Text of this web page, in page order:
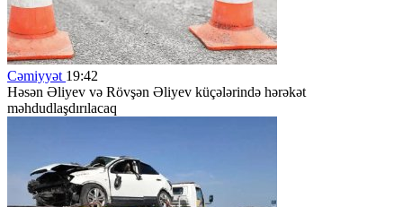
Cəmiyyət 19:42
Həsən Əliyev və Rövşən Əliyev küçələrində hərəkət
məhdudlaşdırılacaq